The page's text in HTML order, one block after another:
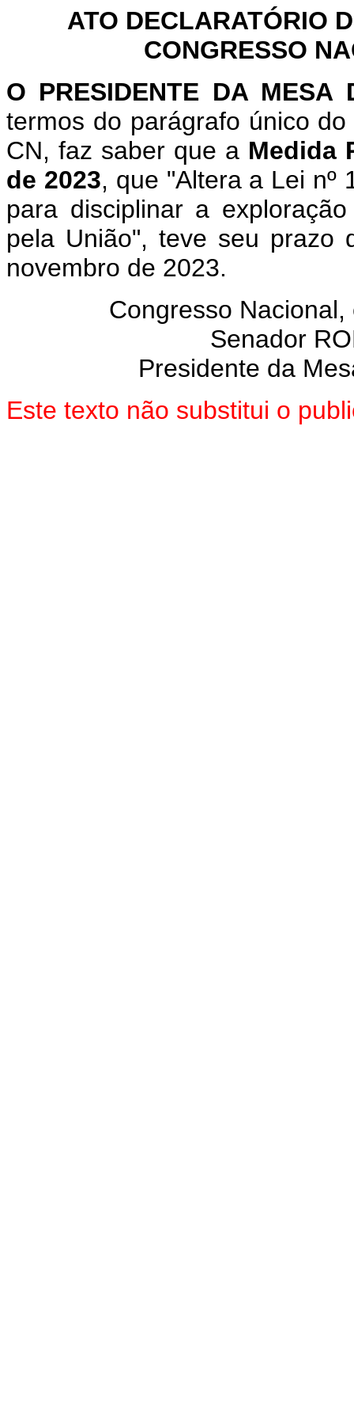
ATO DECLARATÓRIO
CONGRESSO
O PRESIDENTE DA MESA
termos do parágrafo único
CN, faz saber que a Medida
de 2023, que "Altera a Lei nº
para disciplinar a
pela União", teve seu prazo
novembro de 2023.
Congresso
Senador
Presidente da
Este texto não substitui o